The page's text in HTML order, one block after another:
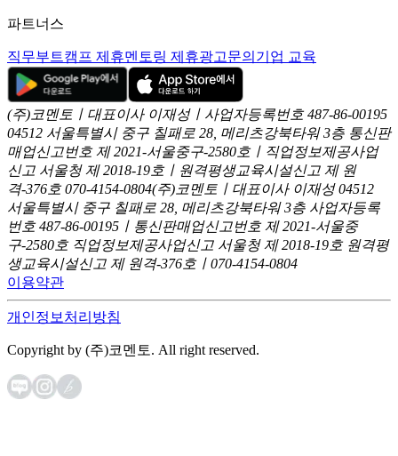
파트너스
직무부트캠프 제휴멘토링 제휴광고문의 기업 교육
(주)코멘토ㅣ대표이사 이재성ㅣ사업자등록번호 487-86-00195
04512 서울특별시 중구 칠패로 28, 메리츠강북타워 3층 통신판
매업신고번호 제 2021-서울중구-2580호ㅣ직업정보제공사업
신고 서울청 제 2018-19호ㅣ원격평생교육시설신고 제 원
격-376호 070-4154-0804(주)코멘토ㅣ대표이사 이재성 04512
서울특별시 중구 칠패로 28, 메리츠강북타워 3층 사업자등록
번호 487-86-00195ㅣ통신판매업신고번호 제 2021-서울중
구-2580호 직업정보제공사업신고 서울청 제 2018-19호 원격평
생교육시설신고 제 원격-376호ㅣ070-4154-0804
이용약관
개인정보처리방침
Copyright by (주)코멘토. All right reserved.